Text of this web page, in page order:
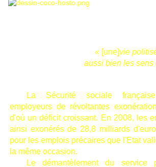
« [une]vie
aussi bien les sens
La Sécurité sociale
employeurs de révoltantes
d'où un déficit croissant. En 2008, les
ainsi exonérés de 28,8 milliards
pour les emplois précaires que l'Etat
la même occasion.
Le démantèlement du service